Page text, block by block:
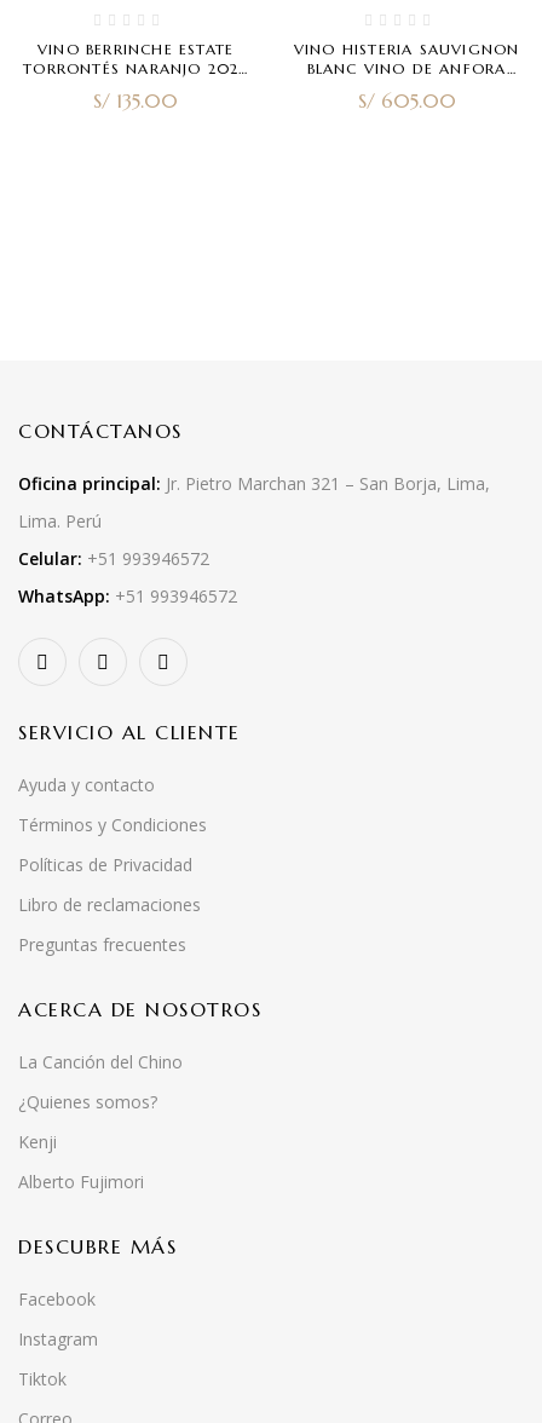
VINO BERRINCHE ESTATE
TORRONTÉS NARANJO 2022
S/ 135.00
VINO HISTERIA SAUVIGNON
BLANC VINO DE ANFORA
2021 750ML
S/605.00
CONTÁCTANOS
Oficina principal: Jr. Pietro Marchan 321 – San Borja, Lima,
Lima. Perú
Celular: +51 993946572
WhatsApp: +51 993946572
SERVICIO AL CLIENTE
Ayuda y contacto
Términos y Condiciones
Políticas de Privacidad
Libro de reclamaciones
Preguntas frecuentes
ACERCA DE NOSOTROS
La Canción del Chino
¿Quienes somos?
Kenji
Alberto Fujimori
DESCUBRE MÁS
Facebook
Instagram
Tiktok